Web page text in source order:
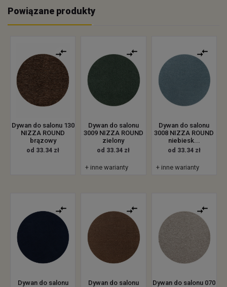
Powiązane produkty
Dywan do salonu 130
NIZZA ROUND
brązowy
od 33.34 zł
Dywan do salonu
3009 NIZZA ROUND
zielony
od 33.34 zł
+ inne warianty
Dywan do salonu
3008 NIZZA ROUND
niebiesk...
od 33.34 zł
+ inne warianty
Dywan do salonu
Dywan do salonu
Dywan do salonu 070